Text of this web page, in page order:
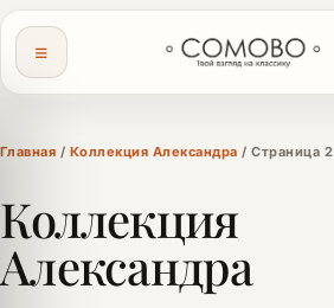
Главная / Коллекция Александра / Страница 2
Коллекция
Александра